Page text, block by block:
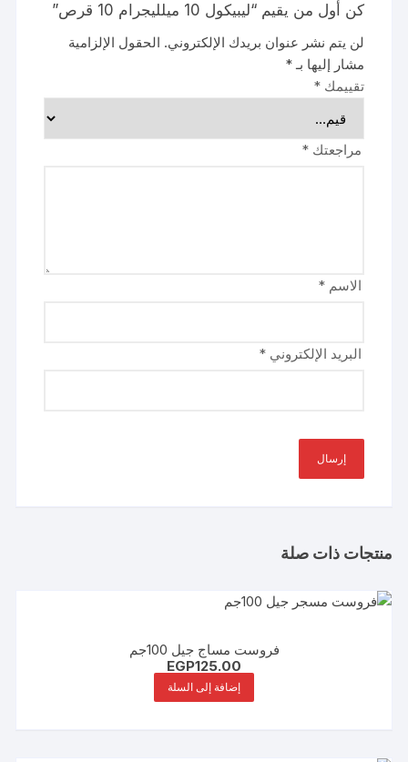
كن أول من يقيم “ليبيكول 10 ميلليجرام 10 قرص”
لن يتم نشر عنوان بريدك الإلكتروني. الحقول الإلزامية
مشار إليها بـ*
تقييمك*
مراجعتك*
الاسم*
البريد الإلكتروني*
منتجات ذات صلة
فروست مساج جيل 100جم
EGP125.00
إضافة إلى السلة